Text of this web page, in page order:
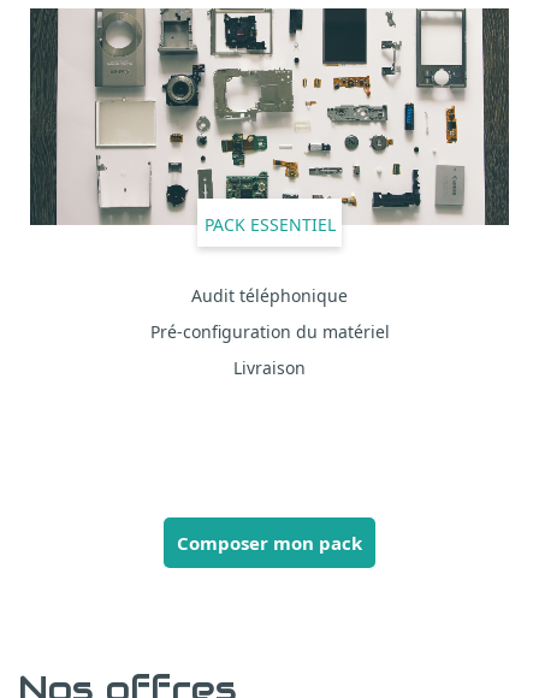
PACK ESSENTIEL
Audit téléphonique
Pré-configuration du matériel
Livraison
Composer mon pack